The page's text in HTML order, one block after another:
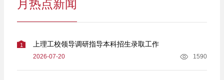
月热点新闻
1 上理工校领导调研指导本科招生录取工作
2026-07-20 1590